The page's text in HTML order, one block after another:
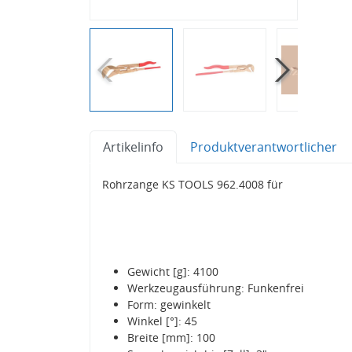
Artikelinfo Produktverantwortlicher
Rohrzange KS TOOLS 962.4008 für
Gewicht [g]: 4100
Werkzeugausführung: Funkenfrei
Form: gewinkelt
Winkel [°]: 45
Breite [mm]: 100